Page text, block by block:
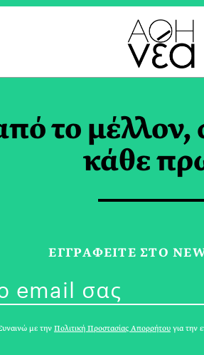
Μα
το
κάθε
ΕΓΓPΑΦΕΙΤΕ ΣΤΟ
με την Πολιτική Προστασίας Απορρήτου για την